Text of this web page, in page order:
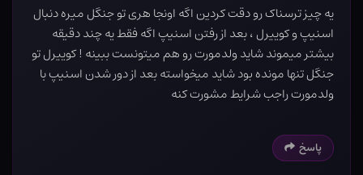
یه چیز ترسناک رو دقت کردین اگه اونجا هری تو جنگل میره دنبال
اسنیپ و کوییرل ، بعد از رفتن اسنیپ اگه فقط یه چند دقیقه
بیشتر میموند شاید ولدمورت رو هم میتونست ببینه ! کوییرل تو
جنگل تنها مونده بود شاید میخواسته بعد از دور شدن اسنیپ با
ولدمورت راجب شرایط مشورت کنه
پاسخ